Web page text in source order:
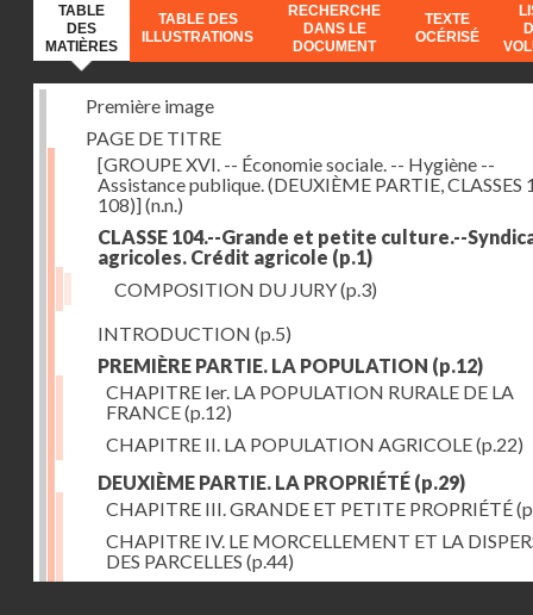
TABLE
DES
MATIÈRES
TABLE DES
ILLUSTRATIONS
RECHERCHE
DANS LE
DOCUMENT
TEXTE
OCÉRISÉ
Première image
PAGE DE TITRE
[GROUPE XVI. -- Économie sociale. -- Hygiène --
Assistance publique. (DEUXIÈME PARTIE, CLASSES
108)](n.n.)
CLASSE 104.--Grande et petite culture.--
agricoles. Crédit agricole (p.1)
COMPOSITION DU JURY(p.3)
INTRODUCTION (p.5)
PREMIÈRE PARTIE. LA POPULATION (p.12)
CHAPITRE Ier. LA POPULATION RURALE DE LA
FRANCE(p.12)
CHAPITRE II. LA POPULATION AGRICOLE(p.22)
DEUXIÈME PARTIE. LA PROPRIÉTÉ (p.29)
CHAPITRE III. GRANDE ET PETITE PROPRIÉTÉ
CHAPITRE IV. LE MORCELLEMENT ET LA
DES PARCELLES (p.44)